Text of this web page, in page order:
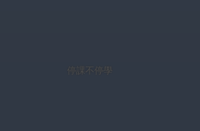
停課不停學